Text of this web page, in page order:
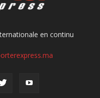
en continu